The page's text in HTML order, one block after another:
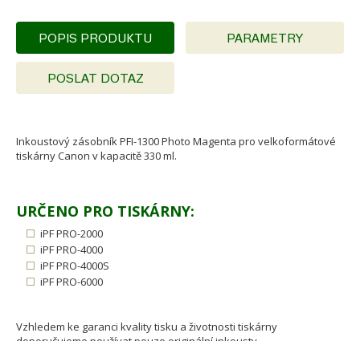
POPIS PRODUKTU PARAMETRY
POSLAT DOTAZ
Inkoustový zásobník PFI-1300 Photo Magenta pro velkoformátové
tiskárny Canon v kapacitě 330 ml.
URČENO PRO TISKÁRNY:
iPF PRO-2000
iPF PRO-4000
iPF PRO-4000S
iPF PRO-6000
Vzhledem ke garanci kvality tisku a životnosti tiskárny